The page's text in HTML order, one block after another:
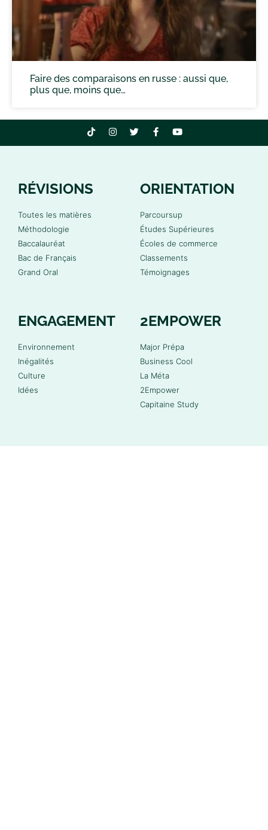
Faire des comparaisons en russe : aussi que,
plus que, moins que…
RÉVISIONS
Toutes les matières
Méthodologie
Baccalauréat
Bac de Français
Grand Oral
ORIENTATION
Parcoursup
Études Supérieures
Écoles de commerce
Classements
Témoignages
ENGAGEMENT
Environnement
Inégalités
Culture
Idées
2EMPOWER
Major Prépa
Business Cool
La Méta
2Empower
Capitaine Study